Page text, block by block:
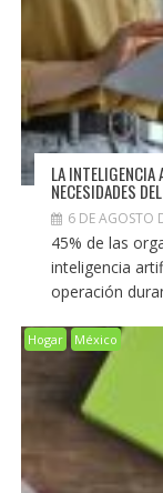
LA INTELIGENCIA
NECESIDADES
6 DE AGOSTO
45% de las
inteligencia
operación
Hogar México